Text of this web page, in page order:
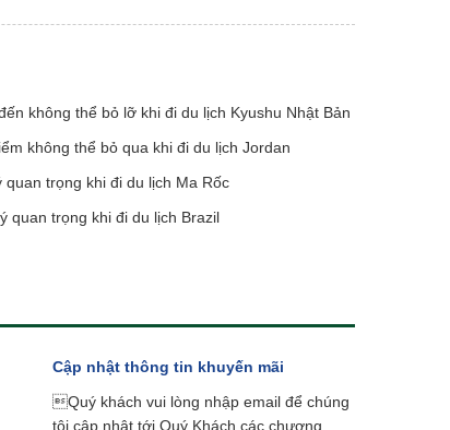
không thể bỏ lỡ khi đi du lịch Kyushu Nhật Bản
không thể bỏ qua khi đi du lịch Jordan
quan trọng khi đi du lịch Ma Rốc
quan trọng khi đi du lịch Brazil
Cập nhật thông tin khuyến mãi
Quý khách vui lòng nhập email để chúng
tôi cập nhật tới Quý Khách các chương